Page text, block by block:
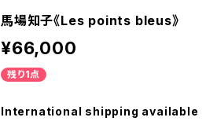
馬場知子《Les points bleus》
¥66,000
残り1点
International shipping available